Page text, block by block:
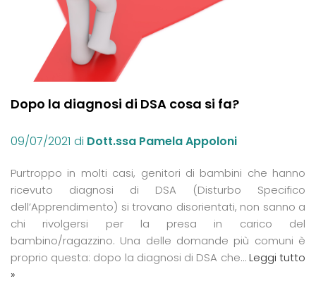
Dopo la diagnosi di DSA cosa si fa?
09/07/2021 di Dott.ssa Pamela Appoloni
Purtroppo in molti casi, genitori di bambini che hanno
ricevuto diagnosi di DSA (Disturbo Specifico
dell’Apprendimento) si trovano disorientati, non sanno a
chi rivolgersi per la presa in carico del
bambino/ragazzino. Una delle domande più comuni è
proprio questa: dopo la diagnosi di DSA che…Leggi tutto
»